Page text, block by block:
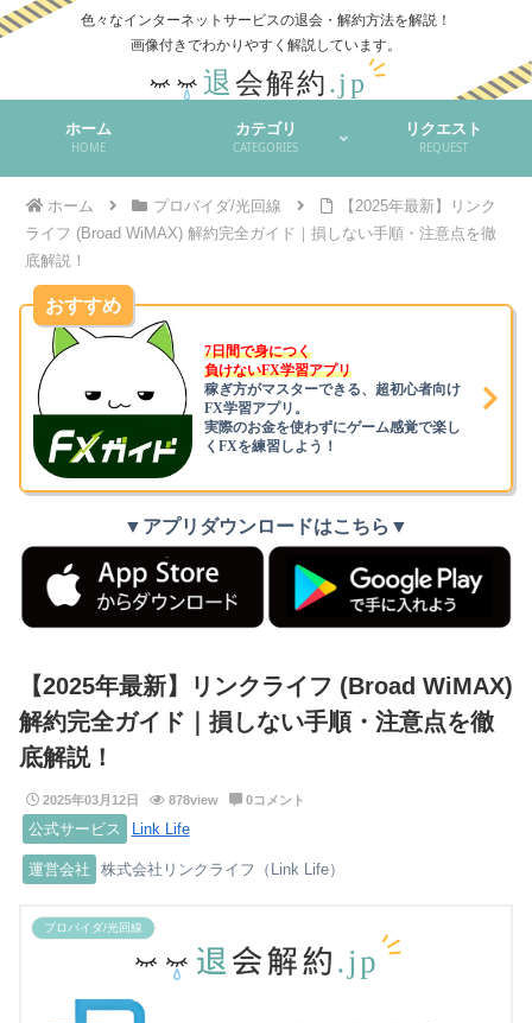
色々なインターネットサービスの退会・解約方法を解説！
ホーム
HOME
カテゴリ
CATEGORIES
リクエスト
REQUEST
ホーム プロバイダ/光回線
【2025年最新】リンク
ライフ (Broad WiMAX) 解約完全ガイド｜損しない手順・注意点を徹
底解説！
おすすめ
7日間で身につく
負けないFX学習アプリ
稼ぎ方がマスターできる、超初心者向け
FX学習アプリ。
実際のお金を使わずにゲーム感覚で楽し
くFXを練習しよう！
▼アプリダウンロードはこちら▼
【2025年最新】リンクライフ (Broad WiMAX)
解約完全ガイド｜損しない手順・注意点を徹
底解説！
2025年03月12日 878view 0コメント
公式サービス Link Life
運営会社 株式会社リンクライフ（Link Life）
プロバイダ/光回線